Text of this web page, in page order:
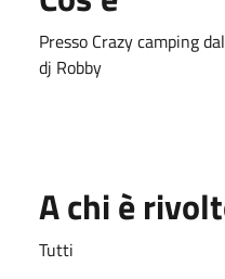
Presso Crazy camping
dj Robby
A chi è
Tutti